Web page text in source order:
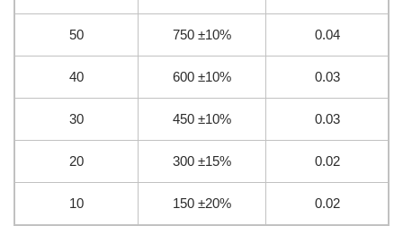
50 750 ±10% 0.04
40 600 ±10% 0.03
30 450 ±10% 0.03
20 300 ±15% 0.02
10 150 ±20% 0.02